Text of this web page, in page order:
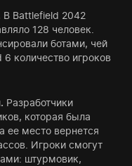
В Battlefield 2042
128 человек.
ботами, чей
количество игроков
Разработчики
которая была
ее место вернется
Игроки смогут
штурмовик,